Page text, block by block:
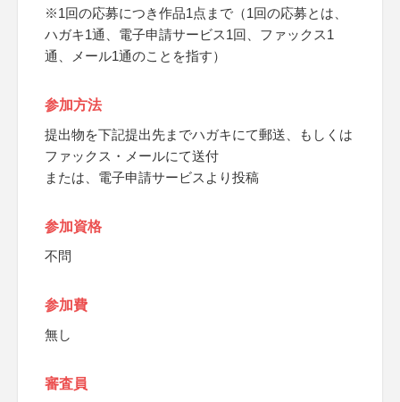
※1回の応募につき作品1点まで（1回の応募とは、
ハガキ1通、電子申請サービス1回、ファックス1
通、メール1通のことを指す）
参加方法
提出物を下記提出先までハガキにて郵送、もしくは
ファックス・メールにて送付
または、電子申請サービスより投稿
参加資格
不問
参加費
無し
審査員